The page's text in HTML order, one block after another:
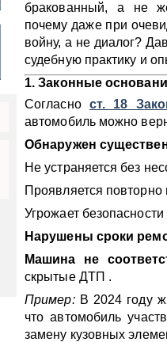
бракованный, а не
почему даже при
войну, а не диалог?
судебную практику и
1. Законные
Согласно ст. 18
автомобиль можно
Обнаружен
Не устраняется без
Проявляется повторно
Угрожает
Нарушены сроки
Машина не
скрытые ДТП .
Пример:В 2024 году
что автомобиль
замену кузовных